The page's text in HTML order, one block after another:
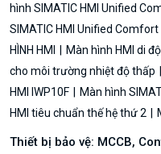
hình SIMATIC HMI Unified
SIMATIC HMI Unified Comfort
HÌNH HMI
Màn hình HMI di
cho môi trường nhiệt độ thấp
HMI IWP10F
Màn hình
HMI tiêu chuẩn thế hệ thứ 2
Thiết bị bảo vệ: MCCB,